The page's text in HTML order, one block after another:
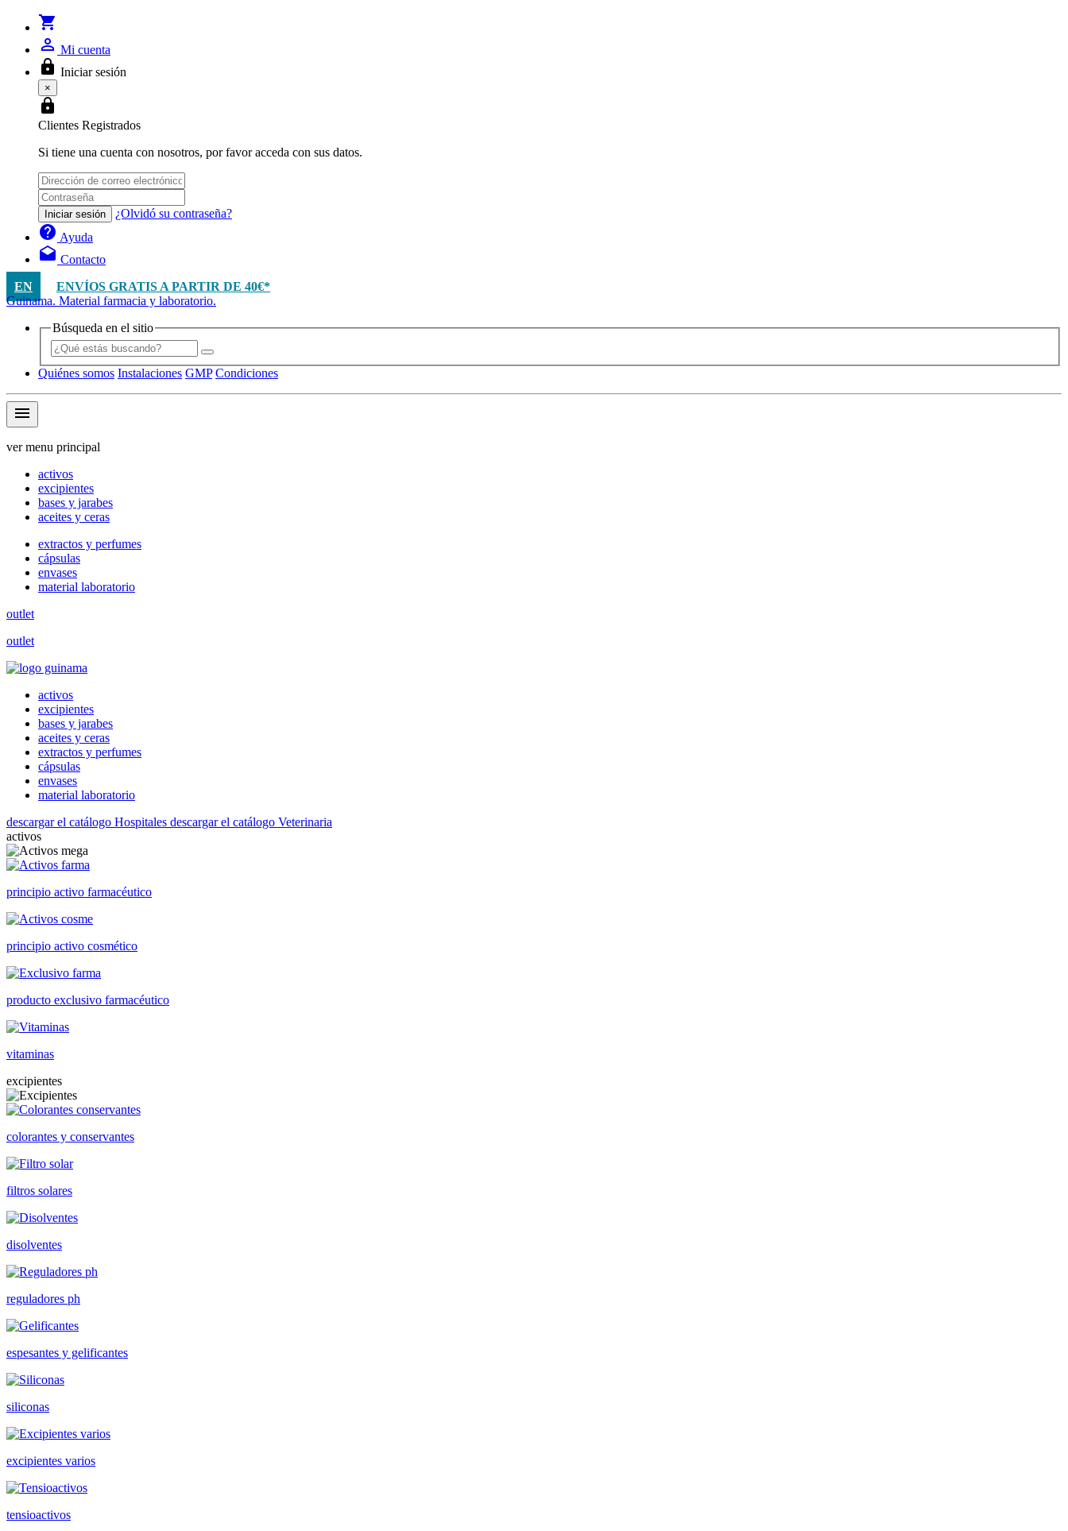
shopping_cart
person_outline Mi cuenta
lock Iniciar sesión
×
lock
Clientes Registrados
Si tiene una cuenta con nosotros, por favor acceda con sus datos.
Iniciar sesión ¿Olvidó su contraseña?
help Ayuda
drafts Contacto
EN
ENVÍOS GRATIS A PARTIR DE 40€*
Guinama. Material farmacia y laboratorio.
Búsqueda en el sitio
Quiénes somos Instalaciones GMP Condiciones
menu
ver menu principal
activos
excipientes
bases y jarabes
aceites y ceras
extractos y perfumes
cápsulas
envases
material laboratorio
outlet
outlet
activos
excipientes
bases y jarabes
aceites y ceras
extractos y perfumes
cápsulas
envases
material laboratorio
descargar el catálogo Hospitales descargar el catálogo Veterinaria
activos
principio activo farmacéutico
principio activo cosmético
producto exclusivo farmacéutico
vitaminas
excipientes
colorantes y conservantes
filtros solares
disolventes
reguladores ph
espesantes y gelificantes
siliconas
excipientes varios
tensioactivos